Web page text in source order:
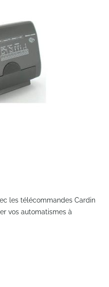
les télécommandes Cardin
vos automatismes à